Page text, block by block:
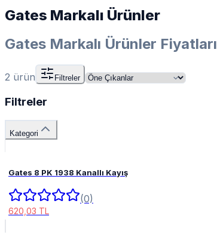
Gates Markalı Ürünler
Gates Markalı Ürünler Fiyatları
2 ürün Filtreler
Filtreler
Kategori
Gates 8 PK 1938 Kanallı Kayış
(0)
620,03 TL